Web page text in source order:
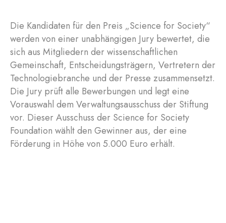
Die Kandidaten für den Preis „Science for Society“
werden von einer unabhängigen Jury bewertet, die
sich aus Mitgliedern der wissenschaftlichen
Gemeinschaft, Entscheidungsträgern, Vertretern der
Technologiebranche und der Presse zusammensetzt.
Die Jury prüft alle Bewerbungen und legt eine
Vorauswahl dem Verwaltungsausschuss der Stiftung
vor. Dieser Ausschuss der Science for Society
Foundation wählt den Gewinner aus, der eine
Förderung in Höhe von 5.000 Euro erhält.